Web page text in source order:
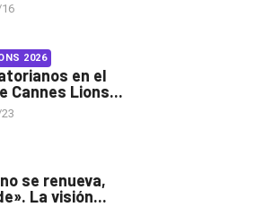
2026
en el
Cannes Lions...
se renueva,
La visión...